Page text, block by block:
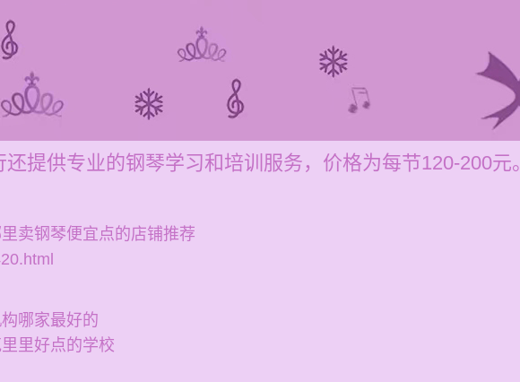
还提供专业的钢琴学习和培训服务，价格为每节120-200元
卖钢琴便宜点的店铺推荐
哪家最好的
里好点的学校